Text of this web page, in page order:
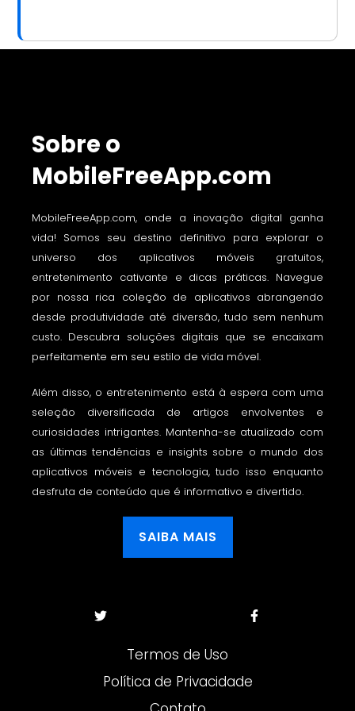
Sobre o
MobileFreeApp.com
MobileFreeApp.com, onde a inovação digital ganha
vida! Somos seu destino definitivo para explorar o
universo dos aplicativos móveis gratuitos,
entretenimento cativante e dicas práticas. Navegue
por nossa rica coleção de aplicativos abrangendo
desde produtividade até diversão, tudo sem nenhum
custo. Descubra soluções digitais que se encaixam
perfeitamente em seu estilo de vida móvel.
Além disso, o entretenimento está à espera com uma
seleção diversificada de artigos envolventes e
curiosidades intrigantes. Mantenha-se atualizado com
as últimas tendências e insights sobre o mundo dos
aplicativos móveis e tecnologia, tudo isso enquanto
desfruta de conteúdo que é informativo e divertido.
SAIBA MAIS
Termos de Uso
Política de Privacidade